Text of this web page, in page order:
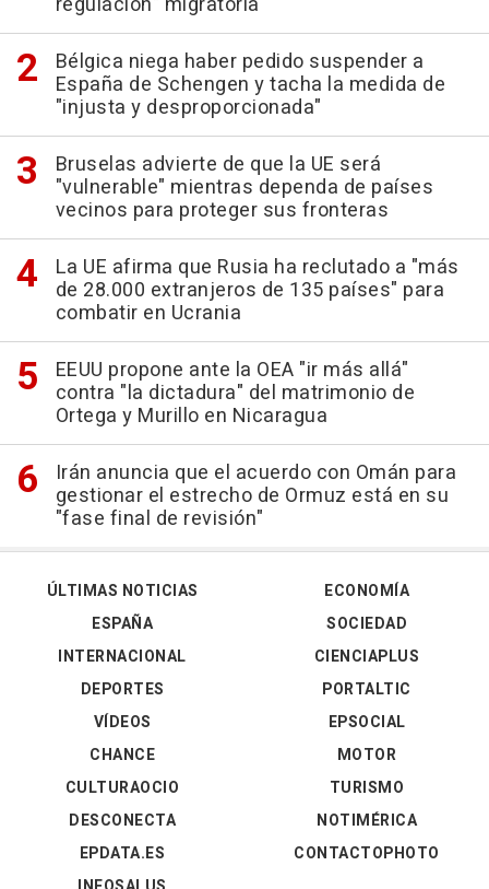
Bélgica niega haber pedido suspender a
España de Schengen y tacha la medida de
"injusta y desproporcionada"
Bruselas advierte de que la UE será
"vulnerable" mientras dependa de países
vecinos para proteger sus fronteras
La UE afirma que Rusia ha reclutado a "más
de 28.000 extranjeros de 135 países" para
combatir en Ucrania
EEUU propone ante la OEA "ir más allá"
contra "la dictadura" del matrimonio de
Ortega y Murillo en Nicaragua
Irán anuncia que el acuerdo con Omán para
gestionar el estrecho de Ormuz está en su
"fase final de revisión"
ÚLTIMAS NOTICIAS
ESPAÑA
INTERNACIONAL
DEPORTES
VÍDEOS
ECONOMÍA
SOCIEDAD
CIENCIAPLUS
PORTALTIC
EPSOCIAL
CHANCE
CULTURAOCIO
DESCONECTA
EPDATA.ES
MOTOR
TURISMO
NOTIMÉRICA
CONTACTOPHOTO